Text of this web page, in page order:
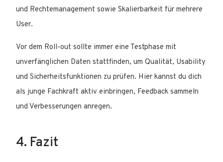
und Rechtemanagement sowie Skalierbarkeit für mehrere
User.
Vor dem Roll-out sollte immer eine Testphase mit
unverfänglichen Daten stattfinden, um Qualität, Usability
und Sicherheitsfunktionen zu prüfen. Hier kannst du dich
als junge Fachkraft aktiv einbringen, Feedback sammeln
und Verbesserungen anregen.
4. Fazit